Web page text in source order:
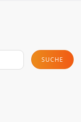
SUCHE